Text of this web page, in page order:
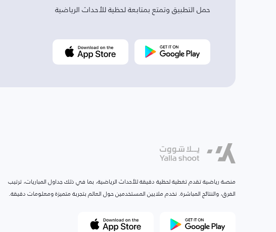
حمل التطبيق وتمتع بمتابعة لحظية للأحداث الرياضية
منصة رياضية تقدم تغطية لحظية دقيقة للأحداث الرياضية، بما في ذلك جداول المباريات، ترتيب
الفرق، والنتائج المباشرة. نخدم ملايين المستخدمين حول العالم بتجربة متميزة ومعلومات دقيقة.